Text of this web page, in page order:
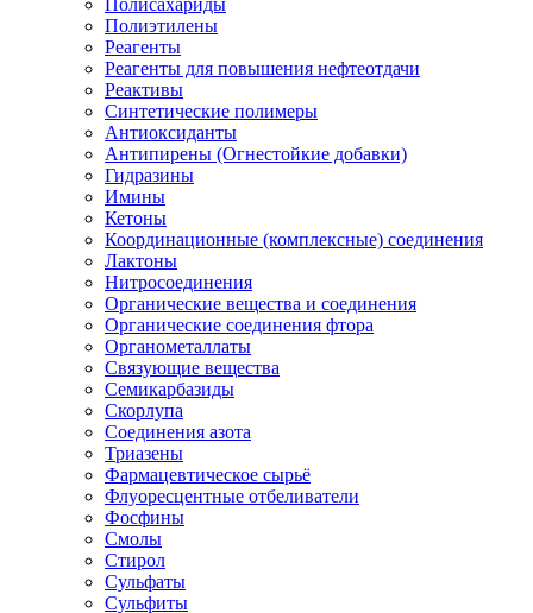
Полисахариды
Полиэтилены
Реагенты
Реагенты для повышения нефтеотдачи
Реактивы
Синтетические полимеры
Антиоксиданты
Антипирены (Огнестойкие добавки)
Гидразины
Имины
Кетоны
Координационные (комплексные) соединения
Лактоны
Нитросоединения
Органические вещества и соединения
Органические соединения фтора
Органометаллаты
Связующие вещества
Семикарбазиды
Скорлупа
Соединения азота
Триазены
Фармацевтическое сырьё
Флуоресцентные отбеливатели
Фосфины
Смолы
Стирол
Сульфаты
Сульфиты